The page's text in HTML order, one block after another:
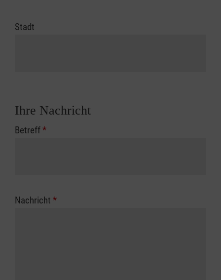
Stadt
Ihre Nachricht
Betreff*
Nachricht *